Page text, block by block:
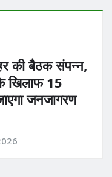
की बैठक संपन्न,
खिलाफ 15
जनजागरण